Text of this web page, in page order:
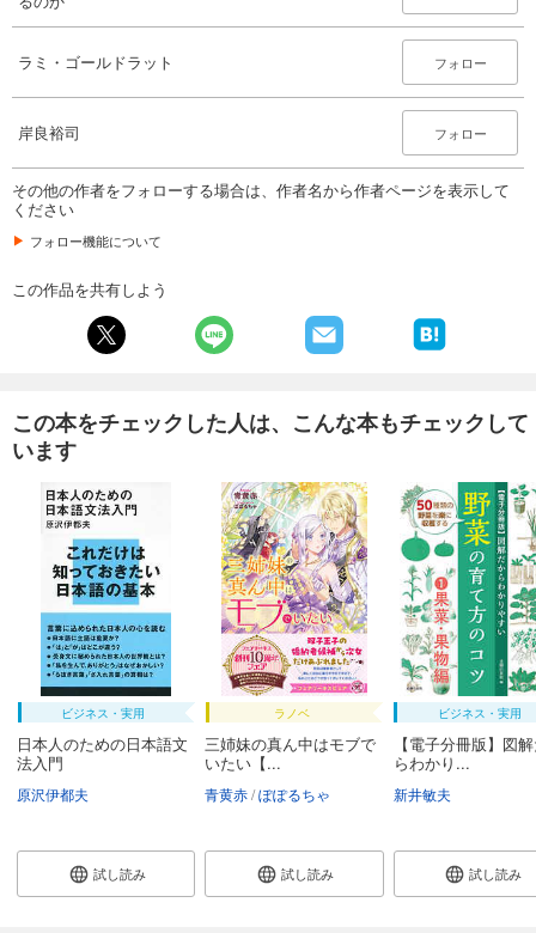
ラミ・ゴールドラット フォロー
岸良裕司 フォロー
その他の作者をフォローする場合は、作者名から作者ページを表示して
ください
フォロー機能について
この作品を共有しよう
この本をチェックした人は、こんな本もチェックして
います
ビジネス・実用
日本人のための日本語文
法入門
原沢伊都夫
試し読み
ラノベ
三姉妹の真ん中はモブで
いたい【...
青黄赤 ぽぽるちゃ
試し読み
ビジネス・実用
【電子分冊版】図
らわかり...
新井敏夫
試し読み